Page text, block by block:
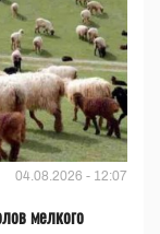
04.08.2026 - 12:07
мелкого